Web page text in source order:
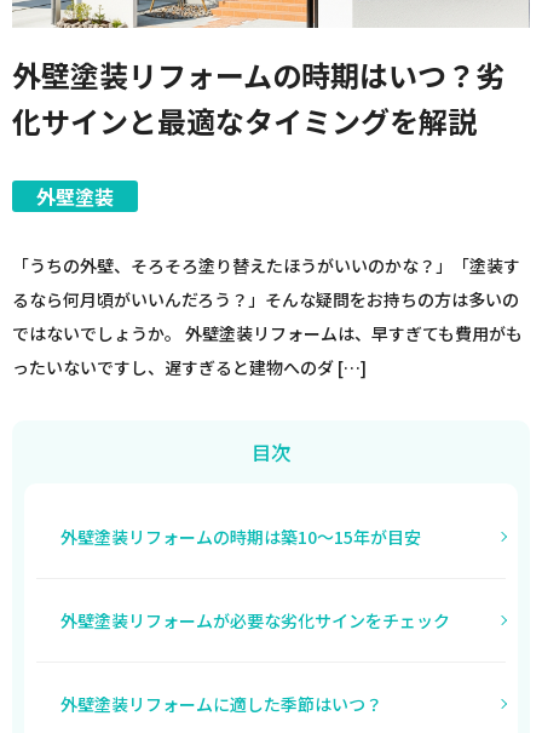
外壁塗装リフォームの時期はいつ？劣
化サインと最適なタイミングを解説
外壁塗装
「うちの外壁、そろそろ塗り替えたほうがいいのかな？」「塗装す
るなら何月頃がいいんだろう？」そんな疑問をお持ちの方は多いの
ではないでしょうか。 外壁塗装リフォームは、早すぎても費用がも
ったいないですし、遅すぎると建物へのダ […]
目次
外壁塗装リフォームの時期は築10〜15年が目安
外壁塗装リフォームが必要な劣化サインをチェック
外壁塗装リフォームに適した季節はいつ？